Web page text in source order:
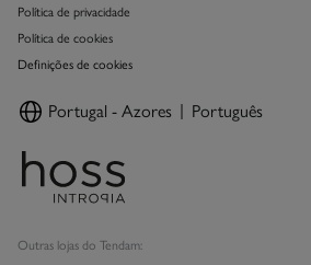
Política de privacidade
Política de cookies
Definições de cookies
Portugal - Azores Português
Outras lojas do Tendam: